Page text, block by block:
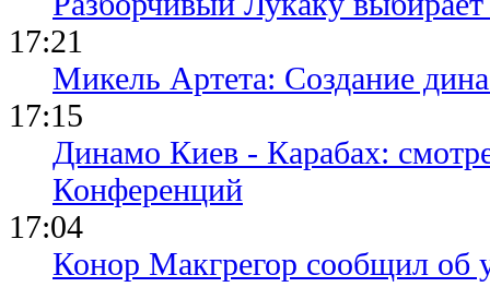
17:21
Микель Артета: Создание
17:15
Динамо Киев - Карабах:
Конференций
17:04
Конор Макгрегор сообщил об